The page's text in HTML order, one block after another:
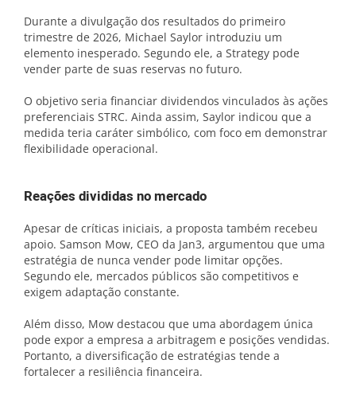
Durante a divulgação dos resultados do primeiro
trimestre de 2026, Michael Saylor introduziu um
elemento inesperado. Segundo ele, a Strategy pode
vender parte de suas reservas no futuro.
O objetivo seria financiar dividendos vinculados às ações
preferenciais STRC. Ainda assim, Saylor indicou que a
medida teria caráter simbólico, com foco em demonstrar
flexibilidade operacional.
Reações divididas no mercado
Apesar de críticas iniciais, a proposta também recebeu
apoio. Samson Mow, CEO da Jan3, argumentou que uma
estratégia de nunca vender pode limitar opções.
Segundo ele, mercados públicos são competitivos e
exigem adaptação constante.
Além disso, Mow destacou que uma abordagem única
pode expor a empresa a arbitragem e posições vendidas.
Portanto, a diversificação de estratégias tende a
fortalecer a resiliência financeira.